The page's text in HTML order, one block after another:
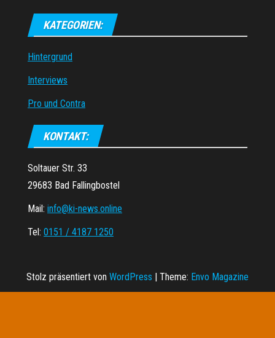
KATEGORIEN:
Hintergrund
Interviews
Pro und Contra
KONTAKT:
Soltauer Str. 33
29683 Bad Fallingbostel
Mail: info@ki-news.online
Tel: 0151 / 4187 1250
Stolz präsentiert von WordPress Theme: Envo Magazine